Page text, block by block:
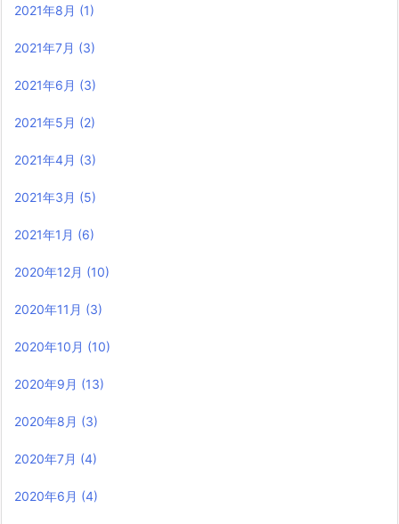
2021年8月 (1)
2021年7月 (3)
2021年6月 (3)
2021年5月 (2)
2021年4月 (3)
2021年3月 (5)
2021年1月 (6)
2020年12月 (10)
2020年11月 (3)
2020年10月 (10)
2020年9月 (13)
2020年8月 (3)
2020年7月 (4)
2020年6月 (4)